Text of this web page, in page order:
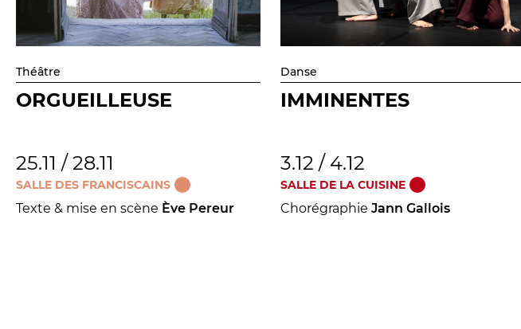
Théâtre
ORGUEILLEUSE
25.11 / 28.11
SALLE DES FRANCISCAINS
Texte & mise en scène Ève Pereur
Danse
IMMINENTES
3.12 / 4.12
SALLE DE LA CUISINE
ChorégraphieJann Gallois